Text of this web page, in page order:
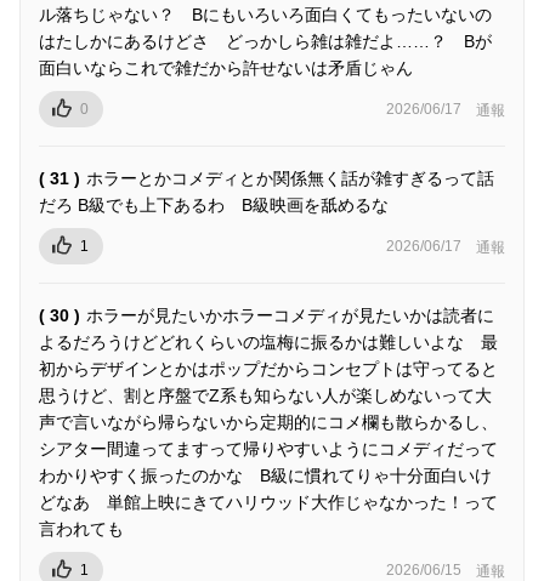
ル落ちじゃない？ Bにもいろいろ面白くてもったいないの
はたしかにあるけどさ どっかしら雑は雑だよ……？ Bが
面白いならこれで雑だから許せないは矛盾じゃん
0 2026/06/17 通報
( 31 ) ホラーとかコメディとか関係無く話が雑すぎるって話
だろ B級でも上下あるわ B級映画を舐めるな
1 2026/06/17 通報
( 30 ) ホラーが見たいかホラーコメディが見たいかは読者に
よるだろうけどどれくらいの塩梅に振るかは難しいよな 最
初からデザインとかはポップだからコンセプトは守ってると
思うけど、割と序盤でZ系も知らない人が楽しめないって大
声で言いながら帰らないから定期的にコメ欄も散らかるし、
シアター間違ってますって帰りやすいようにコメディだって
わかりやすく振ったのかな B級に慣れてりゃ十分面白いけ
どなあ 単館上映にきてハリウッド大作じゃなかった！って
言われても
1 2026/06/15 通報